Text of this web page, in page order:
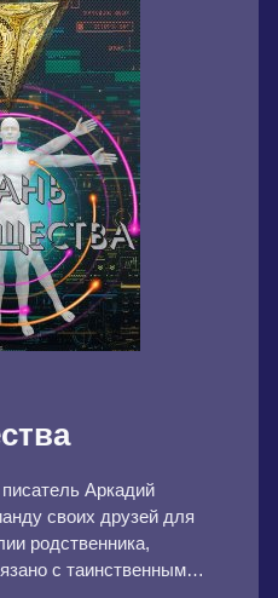
Аркадий
своих друзей для
родственника,
с таинственным…